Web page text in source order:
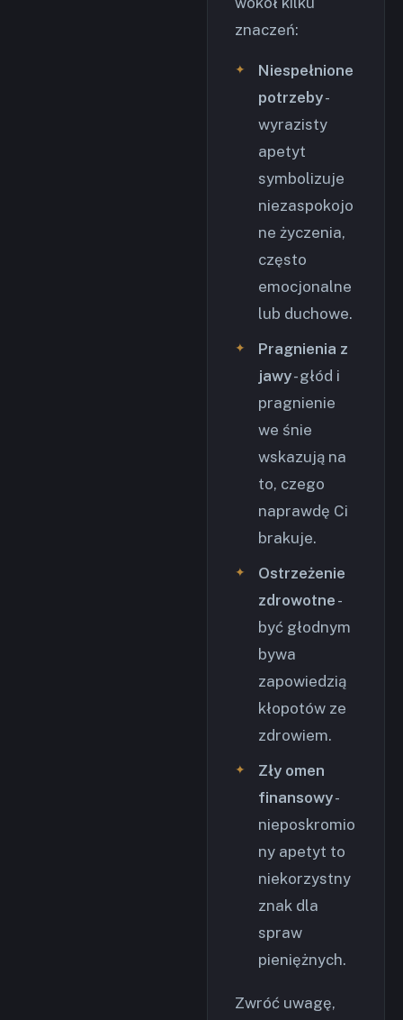
znaczeń:
Niespełnione
potrzeby-
wyrazisty
apetyt
symbolizuje
niezaspokojo
ne życzenia,
często
emocjonalne
lub duchowe.
Pragnienia z
jawy- głód i
pragnienie
we śnie
wskazują na
to, czego
naprawdę Ci
brakuje.
Ostrzeżenie
zdrowotne -
być głodnym
bywa
zapowiedzią
kłopotów ze
zdrowiem.
Zły omen
finansowy-
nieposkromio
ny apetyt to
niekorzystny
znak dla
spraw
pieniężnych.
Zwróć uwagę,